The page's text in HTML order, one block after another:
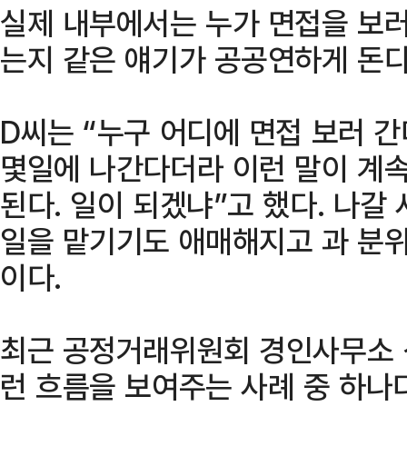
실제 내부에서는 누가 면접을 보
는지 같은 얘기가 공공연하게 돈
D씨는 “누구 어디에 면접 보러
몇일에 나간다더라 이런 말이 계
된다. 일이 되겠냐”고 했다. 나갈
일을 맡기기도 애매해지고 과 분
이다.
최근 공정거래위원회 경인사무
런 흐름을 보여주는 사례 중 하나